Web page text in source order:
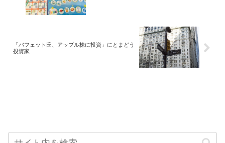
「バフェット氏、アップル株に投資」にとまどう
投資家